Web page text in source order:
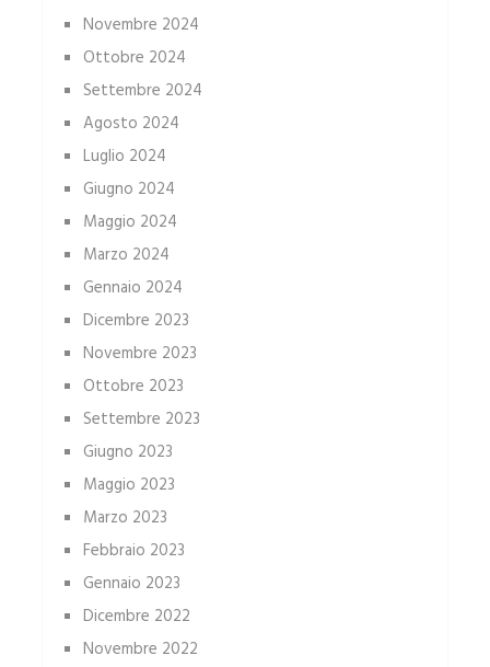
Novembre 2024
Ottobre 2024
Settembre 2024
Agosto 2024
Luglio 2024
Giugno 2024
Maggio 2024
Marzo 2024
Gennaio 2024
Dicembre 2023
Novembre 2023
Ottobre 2023
Settembre 2023
Giugno 2023
Maggio 2023
Marzo 2023
Febbraio 2023
Gennaio 2023
Dicembre 2022
Novembre 2022